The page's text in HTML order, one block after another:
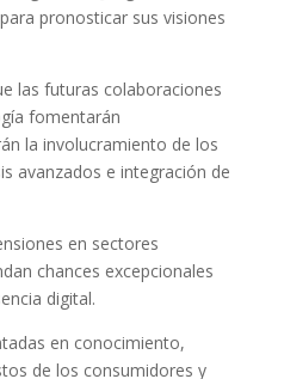
pronosticar sus visiones
las futuras colaboraciones
fomentarán
la involucramiento de los
avanzados e integración de
en sectores
chances excepcionales
digital.
en conocimiento,
de los consumidores y